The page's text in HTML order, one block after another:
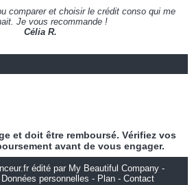
comparer et choisir le crédit conso qui me
Je vous recommande !
Célia R.
et doit être remboursé. Vérifiez vos
avant de vous engager.
édité par My Beautiful Company -
Données personnelles - Plan -Contact